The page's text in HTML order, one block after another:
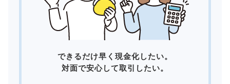
できるだけ早く現金化したい。
対面で安心して取引したい。